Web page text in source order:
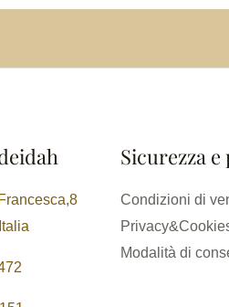
Sicurezza
Condizioni di
Modalità di